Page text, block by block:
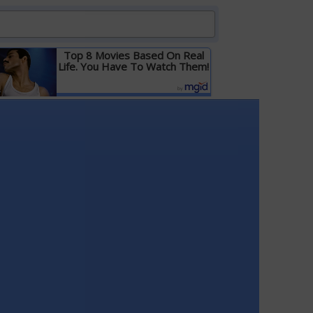
Top 8 Movies Based On Real
Life. You Have To Watch Them!
Детальніше